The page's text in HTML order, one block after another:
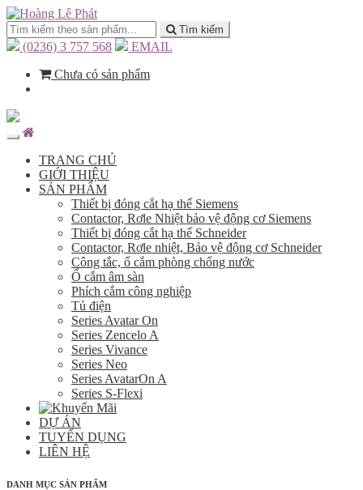
Tìm kiếm
(0236) 3 757 568
EMAIL
Chưa có sản phẩm
TRANG CHỦ
GIỚI THIỆU
SẢN PHẨM
Thiết bị đóng cắt hạ thế Siemens
Contactor, Rơle Nhiệt bảo vệ động cơ Siemens
Thiết bị đóng cắt hạ thế Schneider
Contactor, Rơle nhiệt, Bảo vệ động cơ Schneider
Công tắc, ổ cắm phòng chống nước
Ổ cắm âm sàn
Phích cắm công nghiệp
Tủ điện
Series Avatar On
Series Zencelo A
Series Vivance
Series Neo
Series AvatarOn A
Series S-Flexi
DỰ ÁN
TUYỂN DỤNG
LIÊN HỆ
DANH MỤC SẢN PHẨM